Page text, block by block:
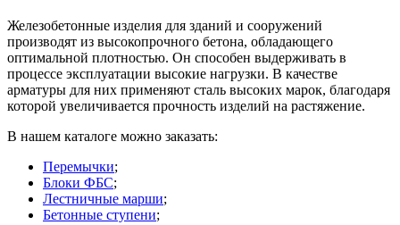
Железобетонные изделия для зданий и сооружений
производят из высокопрочного бетона, обладающего
оптимальной плотностью. Он способен выдерживать в
процессе эксплуатации высокие нагрузки. В качестве
арматуры для них применяют сталь высоких марок, благодаря
которой увеличивается прочность изделий на растяжение.
В нашем каталоге можно заказать:
Перемычки;
Блоки ФБС;
Лестничные марши;
Бетонные ступени;